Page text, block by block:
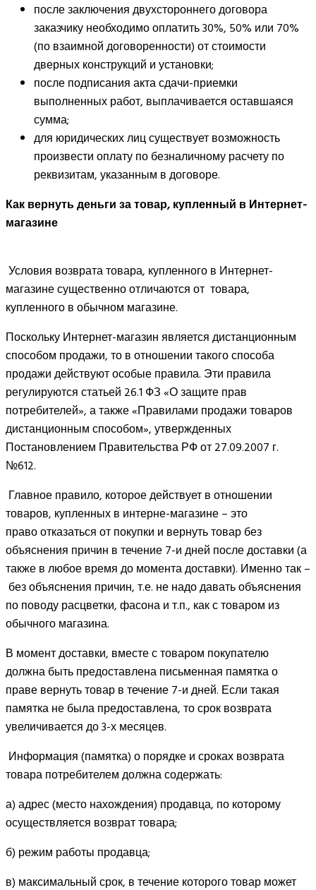
после заключения двухстороннего договора
заказчику необходимо оплатить 30%, 50% или 70%
(по взаимной договоренности) от стоимости
дверных конструкций и установки;
после подписания акта сдачи-приемки
выполненных работ, выплачивается оставшаяся
сумма;
для юридических лиц существует возможность
произвести оплату по безналичному расчету по
реквизитам, указанным в договоре.
Как вернуть деньги за товар, купленный в Интернет-
магазине
Условия возврата товара, купленного в Интернет-
магазине существенно отличаются от товара,
купленного в обычном магазине.
Поскольку Интернет-магазин является дистанционным
способом продажи, то в отношении такого способа
продажи действуют особые правила. Эти правила
регулируются статьей 26.1 ФЗ «О защите прав
потребителей», а также «Правилами продажи товаров
дистанционным способом», утвержденных
Постановлением Правительства РФ от 27.09.2007 г.
№612.
Главное правило, которое действует в отношении
товаров, купленных в интерне-магазине – это
право отказаться от покупки и вернуть товар без
объяснения причин в течение 7-и дней после доставки (а
также в любое время до момента доставки). Именно так –
без объяснения причин, т.е. не надо давать объяснения
по поводу расцветки, фасона и т.п., как с товаром из
обычного магазина.
В момент доставки, вместе с товаром покупателю
должна быть предоставлена письменная памятка о
праве вернуть товар в течение 7-и дней. Если такая
памятка не была предоставлена, то срок возврата
увеличивается до 3-х месяцев.
Информация (памятка) о порядке и сроках возврата
товара потребителем должна содержать:
а) адрес (место нахождения) продавца, по которому
осуществляется возврат товара;
б) режим работы продавца;
в) максимальный срок, в течение которого товар может